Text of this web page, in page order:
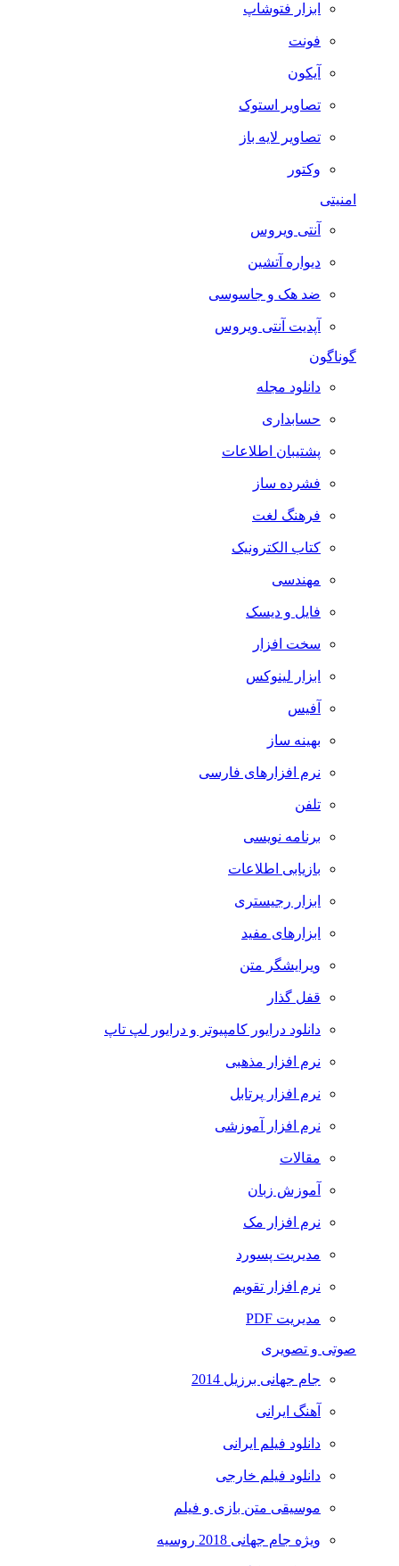
ابزار فتوشاپ
فونت
آیکون
تصاویر استوک
تصاویر لایه باز
وکتور
امنیتی
آنتی ویروس
دیواره آتشین
ضد هک و جاسوسی
آپدیت آنتی ویروس
گوناگون
دانلود مجله
حسابداری
پشتیبان اطلاعات
فشرده ساز
فرهنگ لغت
کتاب الکترونیک
مهندسی
فایل و دیسک
سخت افزار
ابزار لینوکس
آفیس
بهینه ساز
نرم افزارهای فارسی
تلفن
برنامه نویسی
بازیابی اطلاعات
ابزار رجیستری
ابزارهای مفید
ویرایشگر متن
قفل گذار
دانلود درایور کامپیوتر و درایور لپ تاپ
نرم افزار مذهبی
نرم افزار پرتابل
نرم افزار آموزشی
مقالات
آموزش زبان
نرم افزار مک
مدیریت پسورد
نرم افزار تقویم
مدیریت PDF
صوتی و تصویری
جام جهانی برزیل 2014
آهنگ ایرانی
دانلود فیلم ایرانی
دانلود فیلم خارجی
موسیقی متن بازی و فیلم
ویژه جام جهانی 2018 روسیه